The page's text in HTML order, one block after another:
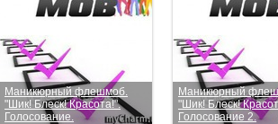
Маникюрный флешмоб.
"Шик! Блеск! Красота!".
Голосование.
Маникюрный
"Шик! Блеск!
Голосование 2.